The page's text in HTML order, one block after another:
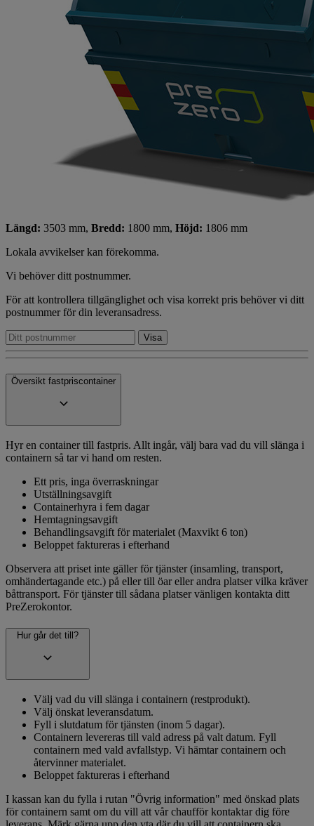
Längd: 3503 mm, Bredd: 1800 mm, Höjd: 1806 mm
Lokala avvikelser kan förekomma.
Vi behöver ditt postnummer.
För att kontrollera tillgänglighet och visa korrekt pris behöver vi ditt
postnummer för din leveransadress.
Översikt fastpriscontainer
Hyr en container till fastpris. Allt ingår, välj bara vad du vill slänga i
containern så tar vi hand om resten.
Ett pris, inga överraskningar
Utställningsavgift
Containerhyra i fem dagar
Hemtagningsavgift
Behandlingsavgift för materialet (Maxvikt 6 ton)
Beloppet faktureras i efterhand
Observera att priset inte gäller för tjänster (insamling, transport,
omhändertagande etc.) på eller till öar eller andra platser vilka kräver
båttransport. För tjänster till sådana platser vänligen kontakta ditt
PreZerokontor.
Hur går det till?
Välj vad du vill slänga i containern (restprodukt).
Välj önskat leveransdatum.
Fyll i slutdatum för tjänsten (inom 5 dagar).
Containern levereras till vald adress på valt datum. Fyll
containern med vald avfallstyp. Vi hämtar containern och
återvinner materialet.
Beloppet faktureras i efterhand
I kassan kan du fylla i rutan "Övrig information" med önskad plats
för containern samt om du vill att vår chaufför kontaktar dig före